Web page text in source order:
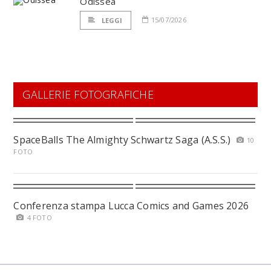
LEGGI 15/07/2026
GALLERIE FOTOGRAFICHE
SpaceBalls The Almighty Schwartz Saga (A.S.S.)
10
FOTO
Conferenza stampa Lucca Comics and Games 2026
4 FOTO